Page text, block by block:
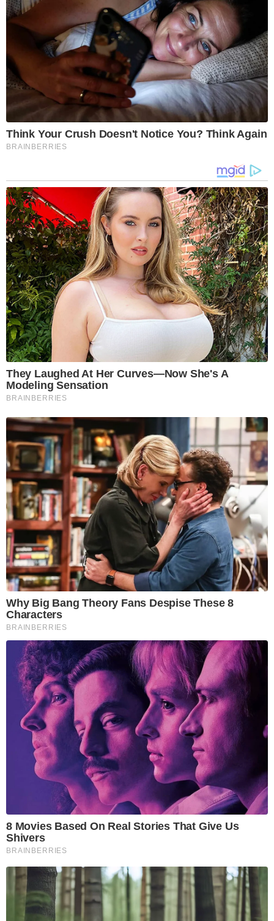
Think Your Crush Doesn't Notice You? Think Again
BRAINBERRIES
They Laughed At Her Curves—Now She's A
Modeling Sensation
BRAINBERRIES
Why Big Bang Theory Fans Despise These 8
Characters
BRAINBERRIES
8 Movies Based On Real Stories That Give Us
Shivers
BRAINBERRIES